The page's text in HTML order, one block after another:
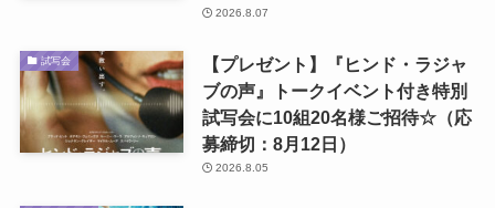
2026.8.07
試写会
【プレゼント】『ヒンド・ラジャ
ブの声』トークイベント付き特別
試写会に10組20名様ご招待☆（応
募締切：8月12日）
2026.8.05